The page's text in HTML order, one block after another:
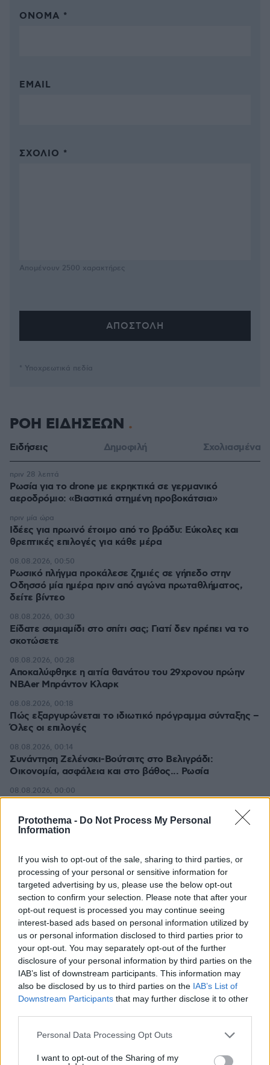
Protothema - Do Not Process My Personal
Information
If you wish to opt-out of the sale, sharing to third parties, or
processing of your personal or sensitive information for
targeted advertising by us, please use the below opt-out
section to confirm your selection. Please note that after your
opt-out request is processed you may continue seeing
interest-based ads based on personal information utilized by
us or personal information disclosed to third parties prior to
your opt-out. You may separately opt-out of the further
disclosure of your personal information by third parties on the
IAB’s list of downstream participants. This information may
also be disclosed by us to third parties on the IAB’s List of
Downstream Participants that may further disclose it to other
Please note that this website/app uses one or more Google
not limited to your visit or usage behaviour. You may click to
Personal Data Processing Opt Outs
I want to opt-out of the Sharing of my
ΌΝΟΜΑ *
EMAIL
ΣΧΌΛΙΟ *
Απομένουν 2500 χαρακτήρες
* Υποχρεωτικά πεδία
ΡΟΗ ΕΙΔΗΣΕΩΝ
Ειδήσεις Δημοφιλή Σχολιασμένα
Ρωσία για το drone με εκρηκτικά σε γερμανικό
αεροδρόμιο: «Βιαστικά στημένη προβοκάτσια»
πριν 28 λεπτά
Ιδέες για πρωινό έτοιμο από το βράδυ: Εύκολες και
θρεπτικές επιλογές για κάθε μέρα
πριν μία ώρα
Ρωσικό πλήγμα προκάλεσε ζημιές σε γήπεδο στην
Οδησσό μία ημέρα πριν από αγώνα πρωταθλήματος,
δείτε βίντεο
08.08.2026, 00:50
Είδατε σαμιαμίδι στο σπίτι σας; Γιατί δεν πρέπει να το
σκοτώσετε
08.08.2026, 00:30
Αποκαλύφθηκε η αιτία θανάτου του 29χρονου πρώην
NBAer Μπράντον Κλαρκ
08.08.2026, 00:28
Πώς εξαργυρώνεται το ιδιωτικό πρόγραμμα σύνταξης –
Όλες οι επιλογές
08.08.2026, 00:18
Συνάντηση Ζελένσκι-Βούτσιτς στο Βελιγράδι:
Οικονομία, ασφάλεια και στο βάθος... Ρωσία
08.08.2026, 00:14
γλυκά ταψιού για το σπίτι
08.08.2026, 00:00
Παλαιό Φάληρο, εκκενώθηκε προληπτικά πολυκατοικία
07.08.2026, 23:47
Εντυπωσιάζει με την εμφάνισή της η σύζυγος του Τζέντι
Όσμαν στις διακοπές τους στην Τουρκία, βίντεο
07.08.2026, 23:43
ΔΕΙΤΕ ΟΛΕΣ ΤΙΣ ΕΙΔΗΣΕΙΣ
ΤΑ ΠΙΟ ΔΗΜΟΦΙΛΗ